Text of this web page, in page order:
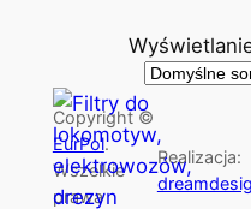
Copyright ©
EurPol.
Wszelkie
prawa
Realizacja: